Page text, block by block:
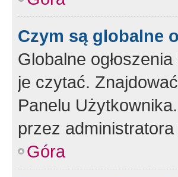
Czym są globalne
Globalne
je czytać.
Panelu
przez administratora
Góra